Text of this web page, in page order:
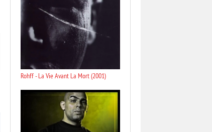
Rohff - La Vie Avant La Mort (2001)